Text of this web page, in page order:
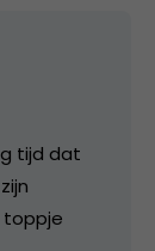
tijd dat
toppje